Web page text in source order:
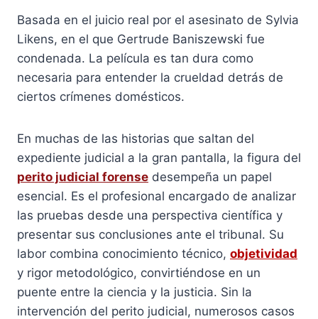
Basada en el juicio real por el asesinato de Sylvia
Likens, en el que Gertrude Baniszewski fue
condenada. La película es tan dura como
necesaria para entender la crueldad detrás de
ciertos crímenes domésticos.
En muchas de las historias que saltan del
expediente judicial a la gran pantalla, la figura del
perito judicial forense desempeña un papel
esencial. Es el profesional encargado de analizar
las pruebas desde una perspectiva científica y
presentar sus conclusiones ante el tribunal. Su
labor combina conocimiento técnico, objetividad
y rigor metodológico, convirtiéndose en un
puente entre la ciencia y la justicia. Sin la
intervención del perito judicial, numerosos casos